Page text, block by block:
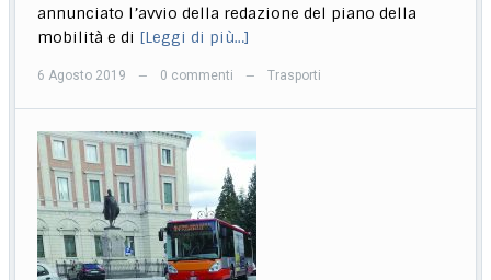
annunciato l’avvio della redazione del piano della
mobilità e di [Leggi di più…]
6 Agosto 2019 — 0 commenti — Trasporti